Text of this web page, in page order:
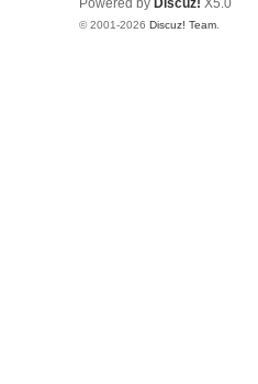
Powered by Discuz! X5.0
© 2001-2026 Discuz! Team